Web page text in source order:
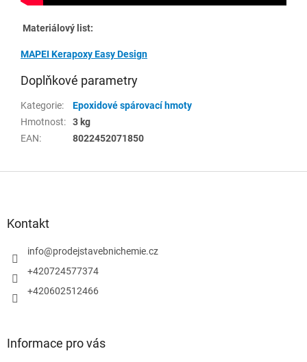
Materiálový list:
MAPEI Kerapoxy Easy Design
Doplňkové parametry
Kategorie:
Epoxidové spárovací hmoty
Hmotnost:
3 kg
EAN: 8022452071850
Kontakt
info@prodejstavebnichemie.cz
+420724577374
+420602512466
Informace pro vás